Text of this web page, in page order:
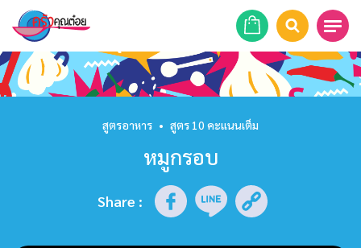
หน้าแรก
รายการย้อนหลัง
สูตรอาหาร • สูตร 10 คะแนนเต็ม
หมูกรอบ
Share :